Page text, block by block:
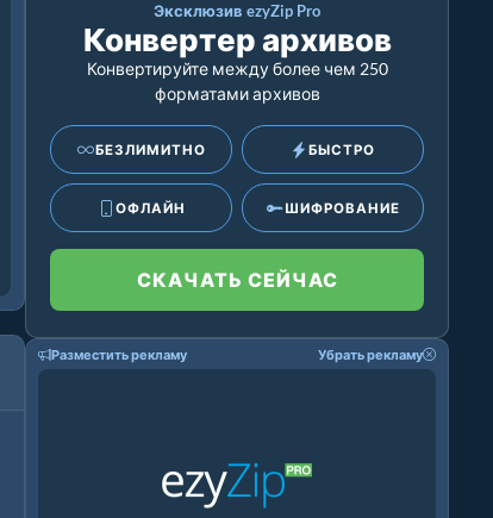
Эксклюзив ezyZip Pro
Конвертер архивов
Конвертируйте между более чем 250
форматами архивов
БЕЗЛИМИТНО БЫСТРО
ОФЛАЙН ШИФРОВАНИЕ
СКАЧАТЬ СЕЙЧАС
Разместить рекламу Убрать рекламу